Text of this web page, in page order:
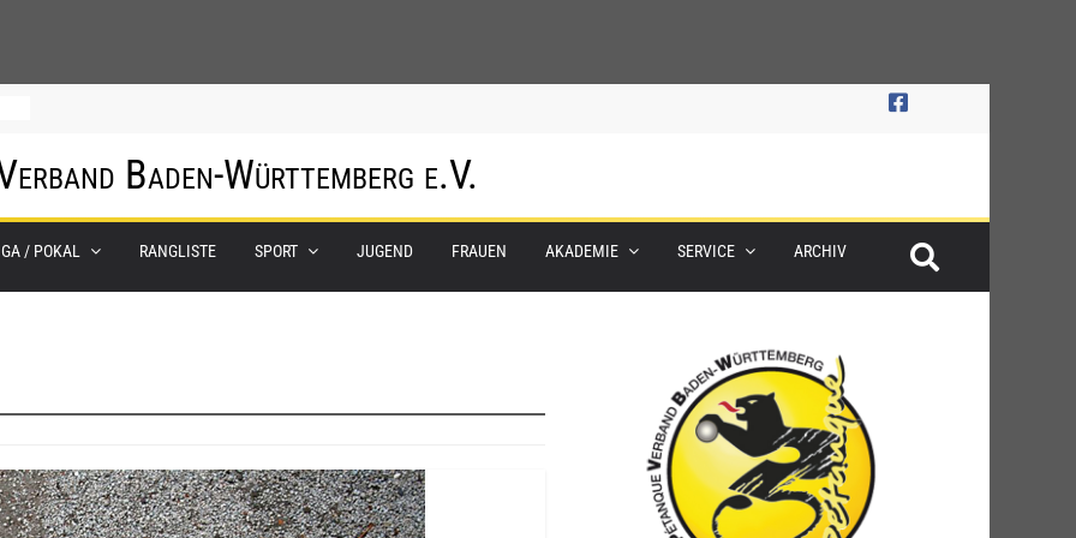
Baden-Württemberg e.V.
/ POKAL RANGLISTE SPORT JUGEND FRAUEN AKADEMIE SERVICE ARCHIV